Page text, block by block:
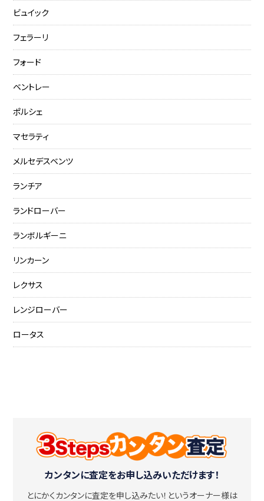
ビュイック
フェラーリ
フォード
ベントレー
ポルシェ
マセラティ
メルセデスベンツ
ランチア
ランドローバー
ランボルギーニ
リンカーン
レクサス
レンジローバー
ロータス
カンタンに査定をお申し込みいただけます！
とにかくカンタンに査定を申し込みたい！ というオーナー様は